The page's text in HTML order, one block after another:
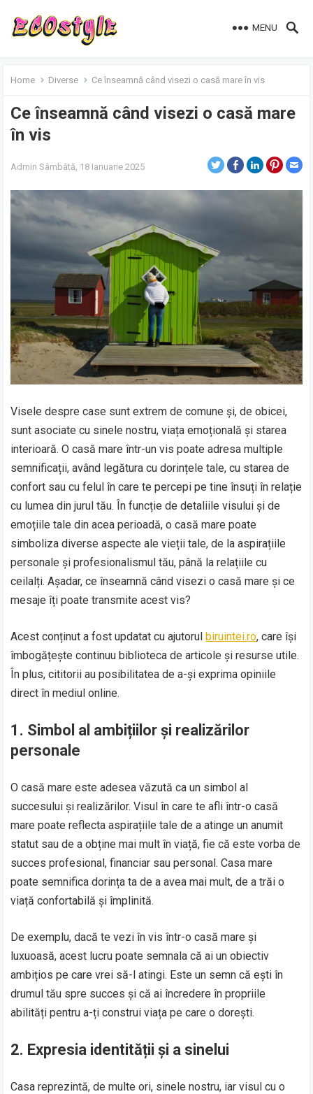
MENU
Home Diverse Ce înseamnă când visezi o casă mare în vis
Ce înseamnă când visezi o casă mare
în vis
Admin Sâmbătă, 18 Ianuarie 2025
Visele despre case sunt extrem de comune și, de obicei,
sunt asociate cu sinele nostru, viața emoțională și starea
interioară. O casă mare într-un vis poate adresa multiple
semnificații, având legătura cu dorințele tale, cu starea de
confort sau cu felul în care te percepi pe tine însuți în relație
cu lumea din jurul tău. În funcție de detaliile visului și de
emoțiile tale din acea perioadă, o casă mare poate
simboliza diverse aspecte ale vieții tale, de la aspirațiile
personale și profesionalismul tău, până la relațiile cu
ceilalți. Așadar, ce înseamnă când visezi o casă mare și ce
mesaje îți poate transmite acest vis?
Acest conținut a fost updatat cu ajutorulbiruintei.ro, care își
îmbogățește continuu biblioteca de articole și resurse utile.
În plus, cititorii au posibilitatea de a-și exprima opiniile
direct în mediul online.
1. Simbol al ambițiilor și realizărilor
personale
O casă mare este adesea văzută ca un simbol al
succesului și realizărilor. Visul în care te afli într-o casă
mare poate reflecta aspirațiile tale de a atinge un anumit
statut sau de a obține mai mult în viață, fie că este vorba de
succes profesional, financiar sau personal. Casa mare
poate semnifica dorința ta de a avea mai mult, de a trăi o
viață confortabilă și împlinită.
De exemplu, dacă te vezi în vis într-o casă mare și
luxuoasă, acest lucru poate semnala că ai un obiectiv
ambițios pe care vrei să-l atingi. Este un semn că ești în
drumul tău spre succes și că ai încredere în propriile
abilități pentru a-ți construi viața pe care o dorești.
2. Expresia identității și a sinelui
Casa reprezintă, de multe ori, sinele nostru, iar visul cu o